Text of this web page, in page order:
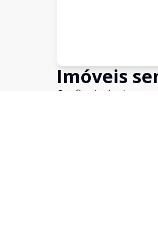
Imóveis
Confira imóveis